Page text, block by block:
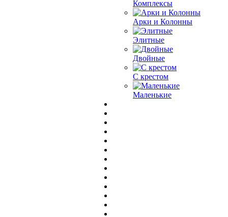
Комплексы
Арки и Колонны
Элитные
Двойные
С крестом
Маленькие